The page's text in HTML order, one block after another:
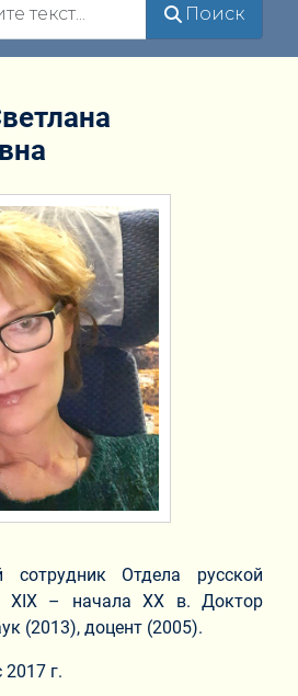
Поиск
сотрудник Отдела русской
XIX – начала XX в. Доктор
(2013), доцент (2005).
г.